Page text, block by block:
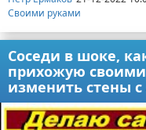
Своими руками
Соседи в шоке,
прихожую
изменить стены